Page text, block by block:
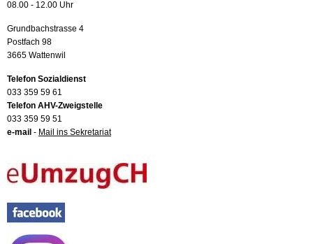
08.00 - 12.00 Uhr
Grundbachstrasse 4
Postfach 98
3665 Wattenwil
Telefon Sozialdienst
033 359 59 61
Telefon AHV-Zweigstelle
033 359 59 51
e-mail - Mail ins Sekretariat